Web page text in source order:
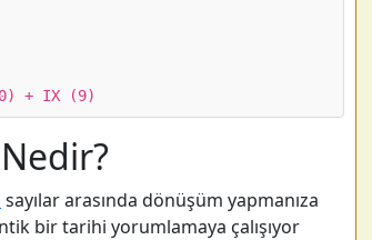
+ IX (9)
sayılar arasında dönüşüm yapmanıza
bir tarihi yorumlamaya çalışıyor